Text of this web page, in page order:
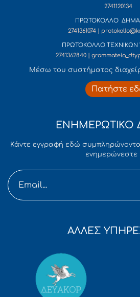
2741120134
ΠΡΩΤΟΚΟΛΛΟ
2741361074 |
ΠΡΩΤΟΚΟΛΛΟ ΤΕΧΝΙΚΩΝ
2741362840 |
Mέσω του συστήματος
Πατήστε
ΕΝΗΜΕΡΩΤΙΚΟ
Κάντε εγγραφή εδώ
ενημερώνεστε
ΑΛΛΕΣ